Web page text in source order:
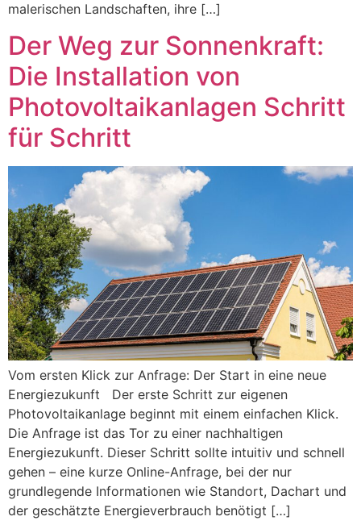
malerischen Landschaften, ihre […]
Der Weg zur Sonnenkraft:
Die Installation von
Photovoltaikanlagen Schritt
für Schritt
Vom ersten Klick zur Anfrage: Der Start in eine neue
Energiezukunft Der erste Schritt zur eigenen
Photovoltaikanlage beginnt mit einem einfachen Klick.
Die Anfrage ist das Tor zu einer nachhaltigen
Energiezukunft. Dieser Schritt sollte intuitiv und schnell
gehen – eine kurze Online-Anfrage, bei der nur
grundlegende Informationen wie Standort, Dachart und
der geschätzte Energieverbrauch benötigt […]